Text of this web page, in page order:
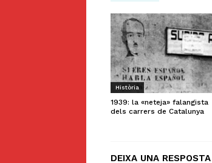
Història
1939: la «neteja» falangista
dels carrers de Catalunya
DEIXA UNA RESPOSTA